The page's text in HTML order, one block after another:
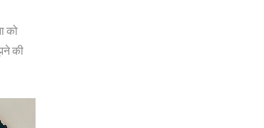
को
की